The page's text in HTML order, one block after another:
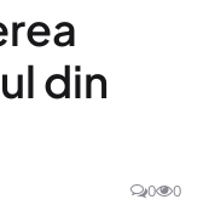
din
0 0